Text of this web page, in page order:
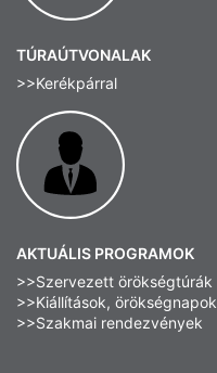
TÚRAÚTVONALAK
>>Kerékpárral
AKTUÁLIS PROGRAMOK
>>Szervezett örökségtúrák
>>Kiállítások, örökségnapok
>>Szakmai rendezvények